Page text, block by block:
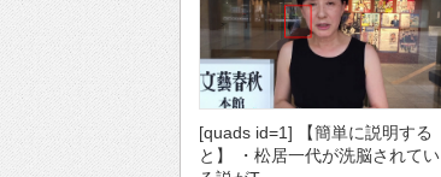
[quads id=1] 【簡単に説明する
と】 ・松居一代が洗脳されてい